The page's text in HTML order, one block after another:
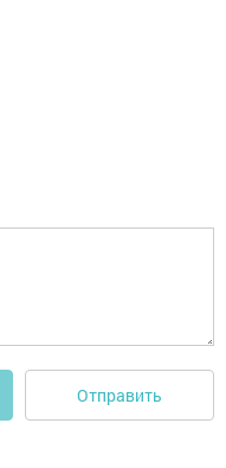
Отправить